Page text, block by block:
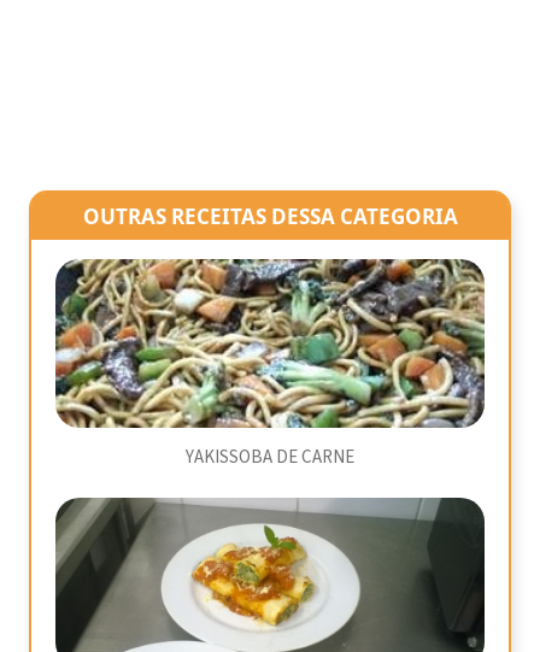
OUTRAS RECEITAS DESSA CATEGORIA
YAKISSOBA DE CARNE